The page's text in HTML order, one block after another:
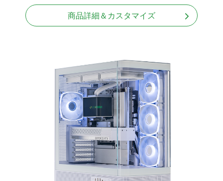
Windows11 Home 64bit
商品詳細＆カスタマイズ